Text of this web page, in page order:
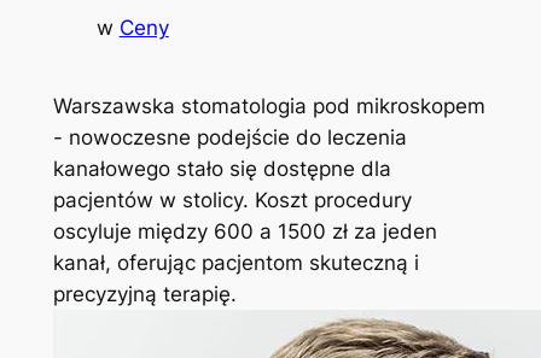
w Ceny
Warszawska stomatologia pod mikroskopem
⁢-‍ nowoczesne podejście⁤ do leczenia
kanałowego stało⁤ się⁣ dostępne ‌dla
pacjentów w stolicy. Koszt procedury
oscyluje ‍między 600 a⁢ 1500 zł za⁣ jeden
kanał, oferując pacjentom⁤ skuteczną i
precyzyjną terapię.